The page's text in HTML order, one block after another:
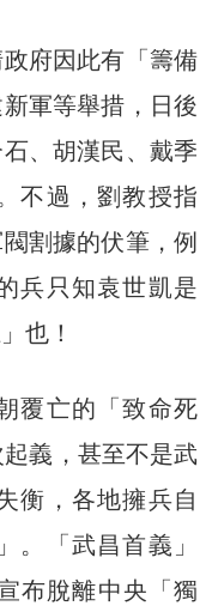
府因此有「籌備
軍等舉措，日後
、胡漢民、戴季
不過，劉教授指
割據的伏筆，例
兵只知袁世凱是
也！
覆亡的「致命死
義，甚至不是武
衡，各地擁兵自
。「武昌首義」
布脫離中央「獨